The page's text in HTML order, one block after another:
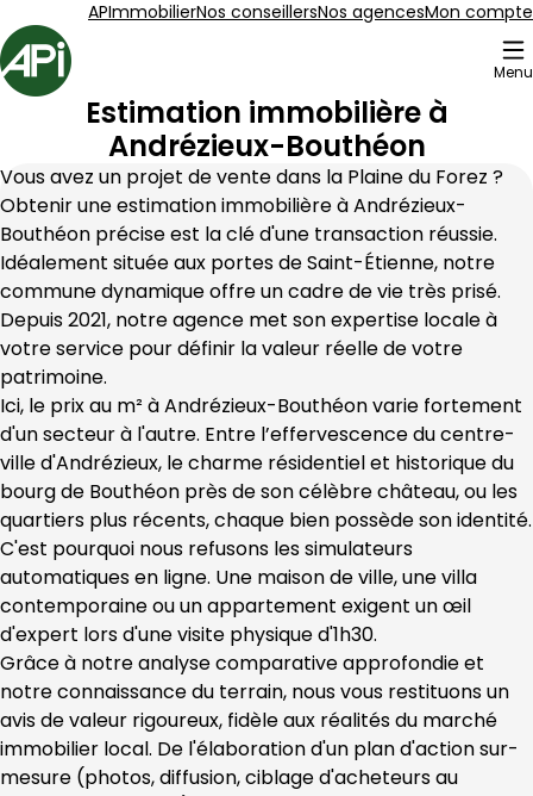
APImmobilierNos conseillersNos agencesMon compte
Accueil
Menu
Estimation immobilière à
Andrézieux-Bouthéon
Vous avez un projet de vente dans la Plaine du Forez ?
Obtenir une estimation immobilière à Andrézieux-
Bouthéon précise est la clé d'une transaction réussie.
Idéalement située aux portes de Saint-Étienne, notre
commune dynamique offre un cadre de vie très prisé.
Depuis 2021, notre agence met son expertise locale à
votre service pour définir la valeur réelle de votre
patrimoine.
Ici, le prix au m² à Andrézieux-Bouthéon varie fortement
d'un secteur à l'autre. Entre l’effervescence du centre-
ville d'Andrézieux, le charme résidentiel et historique du
bourg de Bouthéon près de son célèbre château, ou les
quartiers plus récents, chaque bien possède son identité.
C'est pourquoi nous refusons les simulateurs
automatiques en ligne. Une maison de ville, une villa
contemporaine ou un appartement exigent un œil
d'expert lors d'une visite physique d'1h30.
Grâce à notre analyse comparative approfondie et
notre connaissance du terrain, nous vous restituons un
avis de valeur rigoureux, fidèle aux réalités du marché
immobilier local. De l'élaboration d'un plan d'action sur-
mesure (photos, diffusion, ciblage d'acheteurs au